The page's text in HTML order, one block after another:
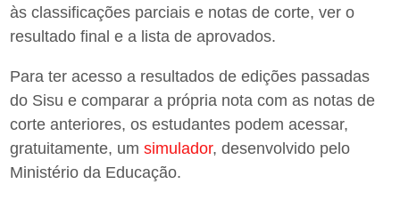
às classificações parciais e notas de corte, ver o
resultado final e a lista de aprovados.
Para ter acesso a resultados de edições passadas
do Sisu e comparar a própria nota com as notas de
corte anteriores, os estudantes podem acessar,
gratuitamente, umsimulador, desenvolvido pelo
Ministério da Educação.